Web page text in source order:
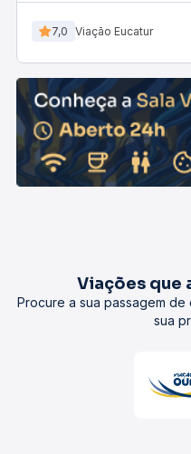
7,0 Viação Eucatur
Viações que
Procure a sua passagem
sua